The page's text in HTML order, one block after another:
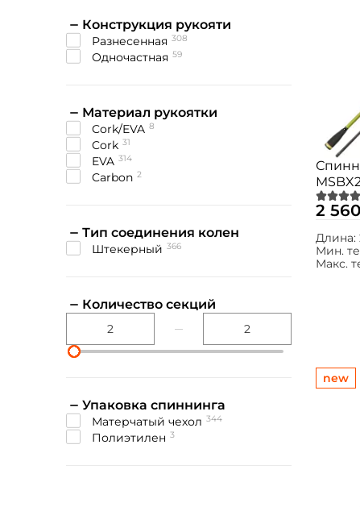
Конструкция рукояти
разнесенная 308
одночастная 59
Материал рукоятки
cork/EVA 8
cork 31
EVA 314
Carbon 2
Тип соединения колен
штекерный 366
Количество секций
Упаковка спиннинга
Матерчатый чехол 344
Полиэтилен 3
2
Длина:
Мин.
Макс.
new